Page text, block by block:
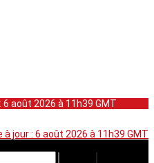
à jour : 6 août 2026 à 11h39 GMT
6 août 2026 à 11h39 GMT